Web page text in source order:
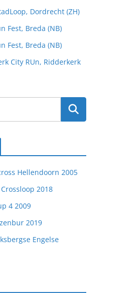
Dordrecht (ZH)
Fest, Breda (NB)
Fest, Breda (NB)
City RUn, Ridderkerk
Hellendoorn 2005
2018
4 2009
2019
Engelse